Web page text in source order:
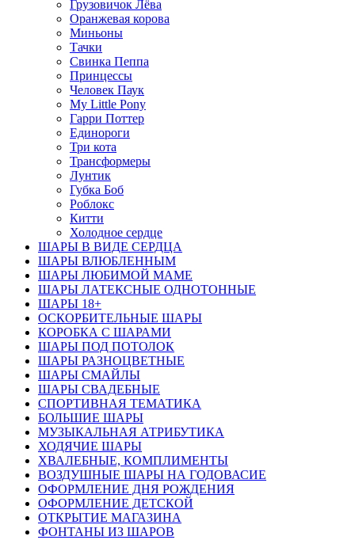
Грузовичок Лёва
Оранжевая корова
Миньоны
Тачки
Свинка Пеппа
Принцессы
Человек Паук
My Little Pony
Гарри Поттер
Единороги
Три кота
Трансформеры
Лунтик
Губка Боб
Роблокс
Китти
Холодное сердце
ШАРЫ В ВИДЕ СЕРДЦА
ШАРЫ ВЛЮБЛЕННЫМ
ШАРЫ ЛЮБИМОЙ МАМЕ
ШАРЫ ЛАТЕКСНЫЕ ОДНОТОННЫЕ
ШАРЫ 18+
ОСКОРБИТЕЛЬНЫЕ ШАРЫ
КОРОБКА С ШАРАМИ
ШАРЫ ПОД ПОТОЛОК
ШАРЫ РАЗНОЦВЕТНЫЕ
ШАРЫ СМАЙЛЫ
ШАРЫ СВАДЕБНЫЕ
СПОРТИВНАЯ ТЕМАТИКА
БОЛЬШИЕ ШАРЫ
МУЗЫКАЛЬНАЯ АТРИБУТИКА
ХОДЯЧИЕ ШАРЫ
ХВАЛЕБНЫЕ, КОМПЛИМЕНТЫ
ВОЗДУШНЫЕ ШАРЫ НА ГОДОВАСИЕ
ОФОРМЛЕНИЕ ДНЯ РОЖДЕНИЯ
ОФОРМЛЕНИЕ ДЕТСКОЙ
ОТКРЫТИЕ МАГАЗИНА
ФОНТАНЫ ИЗ ШАРОВ